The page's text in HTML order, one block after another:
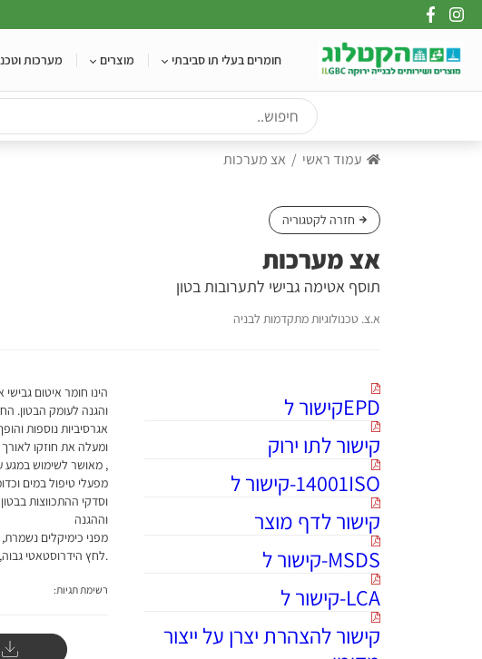
Skip
to
content
חומרים בעלי תו סביבתי מוצרים מערכות
עמוד ראשי אצ מערכות
חזרה לקטגוריה
אצ מערכות
תוסף אטימה גבישי לתערובות בטון
א.צ. טכנולוגיות מתקדמות לבניה
EPDקישור ל
קישור לתו ירוק
14001ISO-קישור ל
קישור לדף מוצר
MSDS-קישור ל
LCA-קישור ל
קישור להצהרת יצרן על ייצור
והגנה לעומק הבטון.
אגרסיביות נוספות
ומעלה את חוזקו לאורך
מפעלי טיפול במים
וסדקי ההתכווצות
וההגנה
מפני כימיקלים
.לחץ הידרוסטאטי גבוה,
רשימת תגיות: